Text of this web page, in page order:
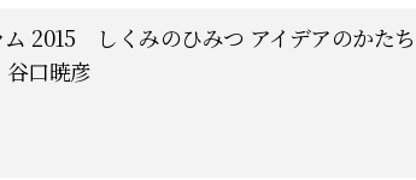
2015 しくみのひみつ アイデアのかたち
谷口暁彦